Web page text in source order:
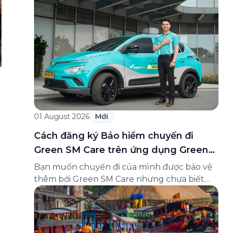
tìm ở đâu? Bài viết này tổng hợp đầy đủ các
câu hỏi thường gặp nhất về quy trình bồi
thường và hỗ trợ của Green […]
01 August 2026 Mới
Cách đăng ký Bảo hiểm chuyến đi
Green SM Care trên ứng dụng Green
SM
Bạn muốn chuyến đi của mình được bảo vệ
thêm bởi Green SM Care nhưng chưa biết
đăng ký ở đâu? Bài viết dưới đây sẽ hướng
dẫn chi tiết cách tham gia (và hủy tham gia)
gói bảo hiểm này ngay trên ứng dụng Green
SM, cùng những lưu ý quan trọng trước khi